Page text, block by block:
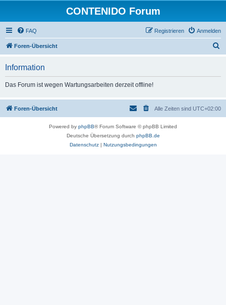
CONTENIDO Forum
FAQ Anmelden
Registrieren
Foren-Übersicht
Information
Das Forum ist wegen Wartungsarbeiten derzeit offline!
Foren-Übersicht Alle Zeiten sind UTC+02:00
Powered by phpBB® Forum Software © phpBB Limited
Deutsche Übersetzung durch phpBB.de
Datenschutz| Nutzungsbedingungen